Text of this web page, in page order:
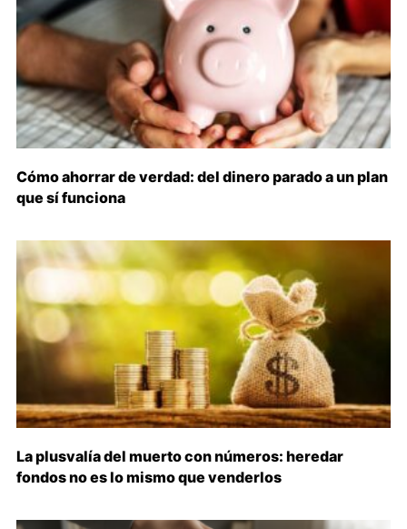
Cómo ahorrar de verdad: del dinero parado a un plan
que sí funciona
La plusvalía del muerto con números: heredar
fondos no es lo mismo que venderlos